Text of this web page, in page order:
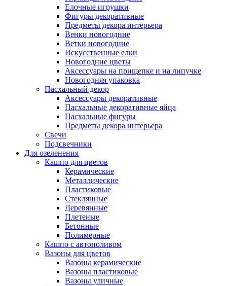
Елочные игрушки
Фигуры декоративные
Предметы декора интерьера
Венки новогодние
Ветки новогодние
Искусственные елки
Новогодние цветы
Аксессуары на прищепке и на липучке
Новогодняя упаковка
Пасхальный декор
Аксессуары декоративные
Пасхальные декоративные яйца
Пасхальные фигуры
Предметы декора интерьера
Свечи
Подсвечники
Для озеленения
Кашпо для цветов
Керамические
Металлические
Пластиковые
Стеклянные
Деревянные
Плетеные
Бетонные
Полимерные
Кашпо с автополивом
Вазоны для цветов
Вазоны керамические
Вазоны пластиковые
Вазоны уличные